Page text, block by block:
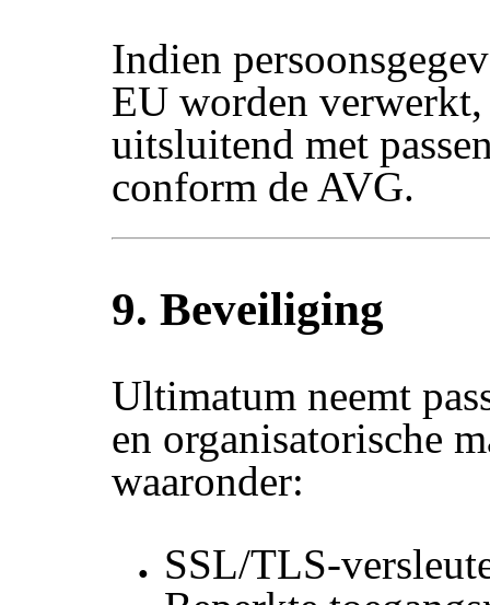
Indien
EU worden
uitsluitend met
conform de AVG.
9. Beveiliging
Ultimatum neemt
en organisatorische
waaronder:
SSL/TLS-